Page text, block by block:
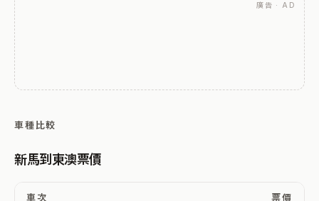
廣告 · AD
車種比較
新馬到東澳票價
車次 票價